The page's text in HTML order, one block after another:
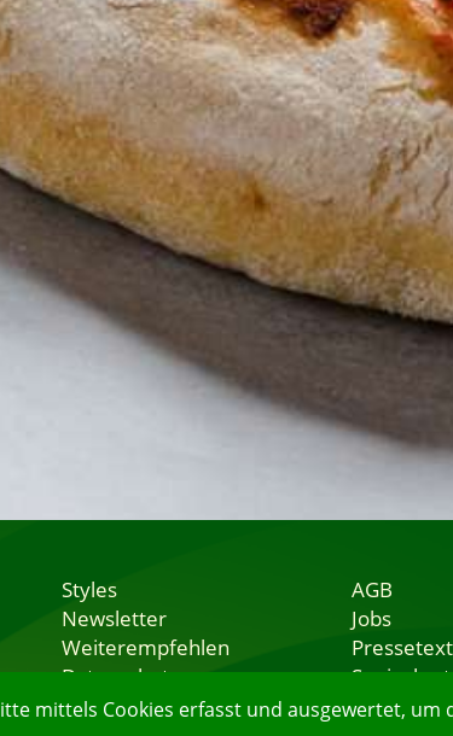
mittels Cookies erfasst und ausgewertet, um
Styles
Newsletter
Weiterempfehlen
Datenschutz
Nutzungsbedingungen
AGB
Jobs